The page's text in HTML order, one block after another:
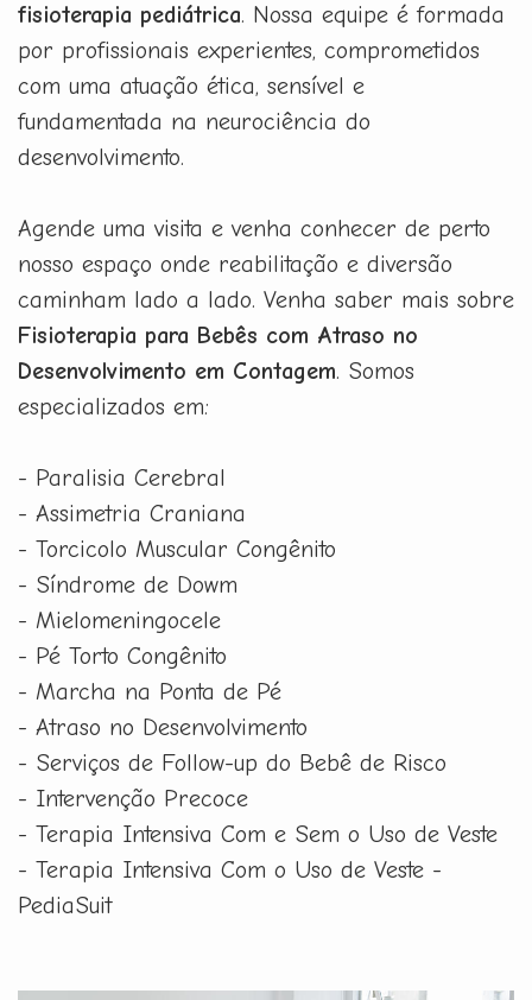
fisioterapia pediátrica. Nossa equipe é formada
por profissionais experientes, comprometidos
com uma atuação ética, sensível e
fundamentada na neurociência do
desenvolvimento.
Agende uma visita e venha conhecer de perto
nosso espaço onde reabilitação e diversão
caminham lado a lado. Venha saber mais sobre
Fisioterapia para Bebês com Atraso no
Desenvolvimento em Contagem. Somos
especializados em:
- Paralisia Cerebral
- Assimetria Craniana
- Torcicolo Muscular Congênito
- Síndrome de Dowm
- Mielomeningocele
- Pé Torto Congênito
- Marcha na Ponta de Pé
- Atraso no Desenvolvimento
- Serviços de Follow-up do Bebê de Risco
- Intervenção Precoce
- Terapia Intensiva Com e Sem o Uso de Veste
- Terapia Intensiva Com o Uso de Veste -
PediaSuit